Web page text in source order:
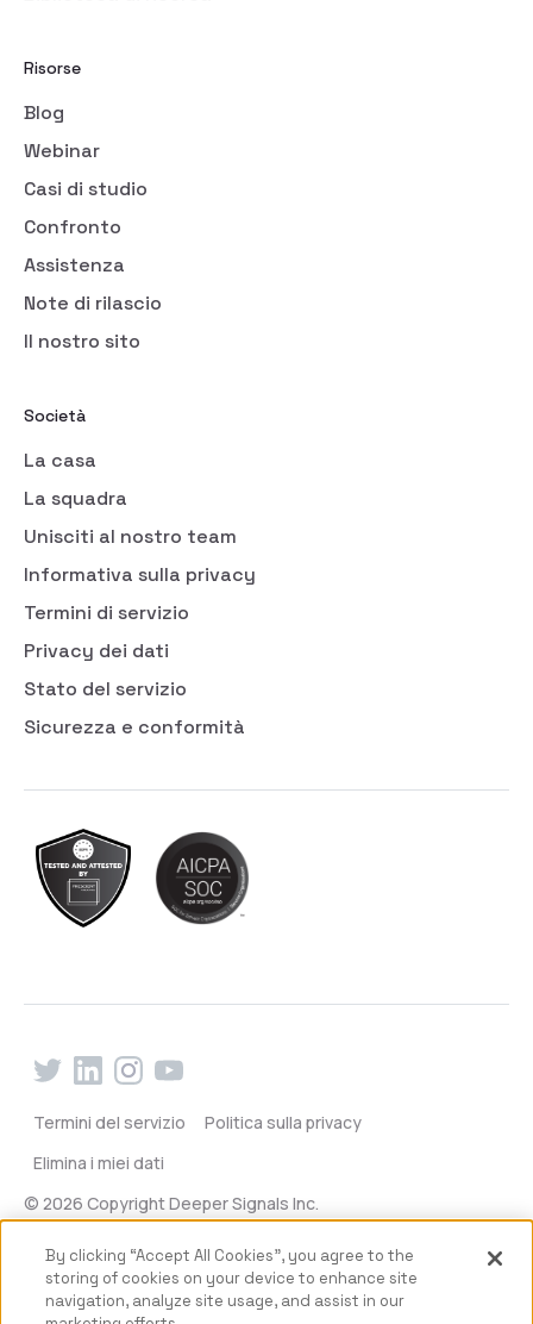
Risorse
Blog
Webinar
Casi di studio
Confronto
Assistenza
Note di rilascio
Il nostro sito
Società
La casa
La squadra
Unisciti al nostro team
Informativa sulla privacy
Termini di servizio
Privacy dei dati
Stato del servizio
Sicurezza e conformità
Termini del servizio
Politica sulla privacy
Elimina i miei dati
© 2026 Copyright Deeper Signals Inc.
By clicking “Accept All Cookies”, you agree to the
storing of cookies on your device to enhance site
navigation, analyze site usage, and assist in our